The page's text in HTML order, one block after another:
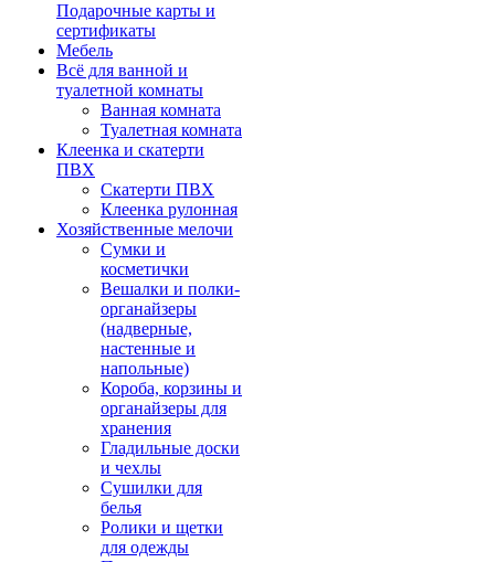
Подарочные карты и
сертификаты
Мебель
Всё для ванной и
туалетной комнаты
Ванная комната
Туалетная комната
Клеенка и скатерти
ПВХ
Скатерти ПВХ
Клеенка рулонная
Хозяйственные мелочи
Сумки и
косметички
Вешалки и полки-
органайзеры
(надверные,
настенные и
напольные)
Короба, корзины и
органайзеры для
хранения
Гладильные доски
и чехлы
Сушилки для
белья
Ролики и щетки
для одежды